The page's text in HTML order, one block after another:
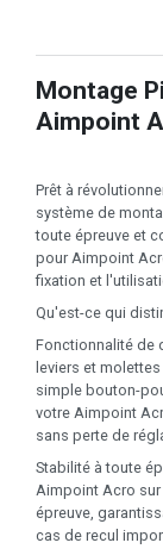
Montage
Aimpoint
Prêt à
système de
toute épreuve et
pour Aimpoint
fixation et
Qu'est-ce qui
Fonctionnalité de
leviers et
simple bouton-
votre Aimpoint
sans perte de
Stabilité à toute
Aimpoint Acro sur
épreuve,
cas de recul